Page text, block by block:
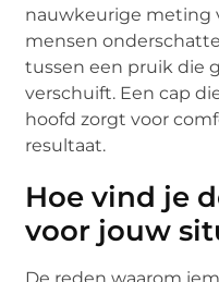
nauwkeurige meting
mensen
tussen een pruik die
verschuift. Een cap
hoofd zorgt voor
resultaat.
Hoe vind je
voor jouw
De reden waarom